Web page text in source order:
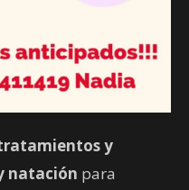
y
natación para